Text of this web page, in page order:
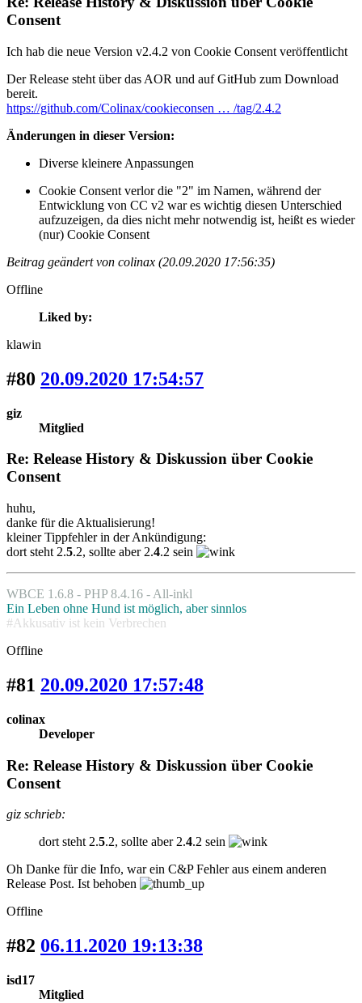
Consent
Ich hab die neue Version v2.4.2 von Cookie Consent veröffentlicht
Der Release steht über das AOR und auf GitHub zum Download
bereit.
https://github.com/Colinax/cookieconsen … /tag/2.4.2
Änderungen in dieser Version:
Diverse kleinere Anpassungen
Cookie Consent verlor die "2" im Namen, während der
Entwicklung von CC v2 war es wichtig diesen Unterschied
aufzuzeigen, da dies nicht mehr notwendig ist, heißt es wieder
(nur) Cookie Consent
Beitrag geändert von colinax (20.09.2020 17:56:35)
Offline
Liked by:
klawin
#80 20.09.2020 17:54:57
giz
Mitglied
Re: Release History & Diskussion über Cookie
Consent
huhu,
danke für die Aktualisierung!
kleiner Tippfehler in der Ankündigung:
dort steht 2.5.2, sollte aber 2.4.2 sein
WBCE 1.6.8 - PHP 8.4.16 - All-inkl
Ein Leben ohne Hund ist möglich, aber sinnlos
#Akkusativ ist kein Verbrechen
Offline
#81 20.09.2020 17:57:48
colinax
Developer
Re: Release History & Diskussion über Cookie
Consent
giz schrieb:
dort steht 2.5.2, sollte aber 2.4.2 sein
Oh Danke für die Info, war ein C&P Fehler aus einem anderen
Release Post. Ist behoben
Offline
#82 06.11.2020 19:13:38
isd17
Mitglied